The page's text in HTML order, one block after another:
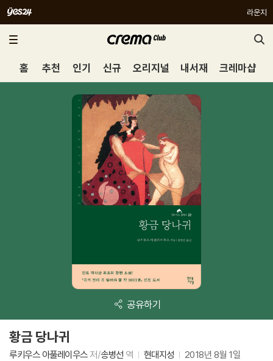
라운지
홈 추천 인기 신규 오리지널 내서재 크레마샵
공유하기
황금 당나귀
루키우스 아풀레이우스저/송병선 역 현대지성 2018년 8월 1일